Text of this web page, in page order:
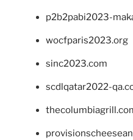
p2b2pabi2023-
wocfparis2023.org
sinc2023.com
scdlqatar2022-